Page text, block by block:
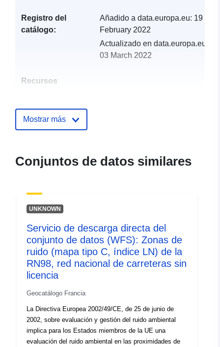
Registro del
catálogo:
Añadido a data.europa.eu: 19
February 2022
Actualizado en data.europa.eu:
03 March 2022
Recursos
Identificadores:
96f5-4eef-9ae0-
4532-9e93-4b2911c0e390
Tipo:
Recurso:
http://inspire.ec.europa.eu/
codelist/SpatialDataServiceType/
Mostrar más
Conjuntos de datos similares
UNKNOWN
Servicio de descarga directa del
conjunto de datos (WFS): Zonas de
ruido (mapa tipo C, índice LN) de la
RN98, red nacional de carreteras sin
licencia
Geocatálogo Francia
La Directiva Europea 2002/49/CE, de 25 de junio de
2002, sobre evaluación y gestión del ruido ambiental
implica para los Estados miembros de la UE una
evaluación del ruido ambiental en las proximidades de